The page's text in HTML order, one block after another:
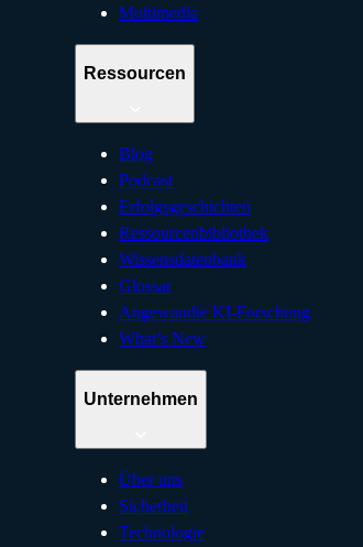
Multimedia
Ressourcen
Blog
Podcast
Erfolgsgeschichten
Ressourcenbibliothek
Wissensdatenbank
Glossar
Angewandte KI-Forschung
What’s New
Unternehmen
Über uns
Sicherheit
Technologie